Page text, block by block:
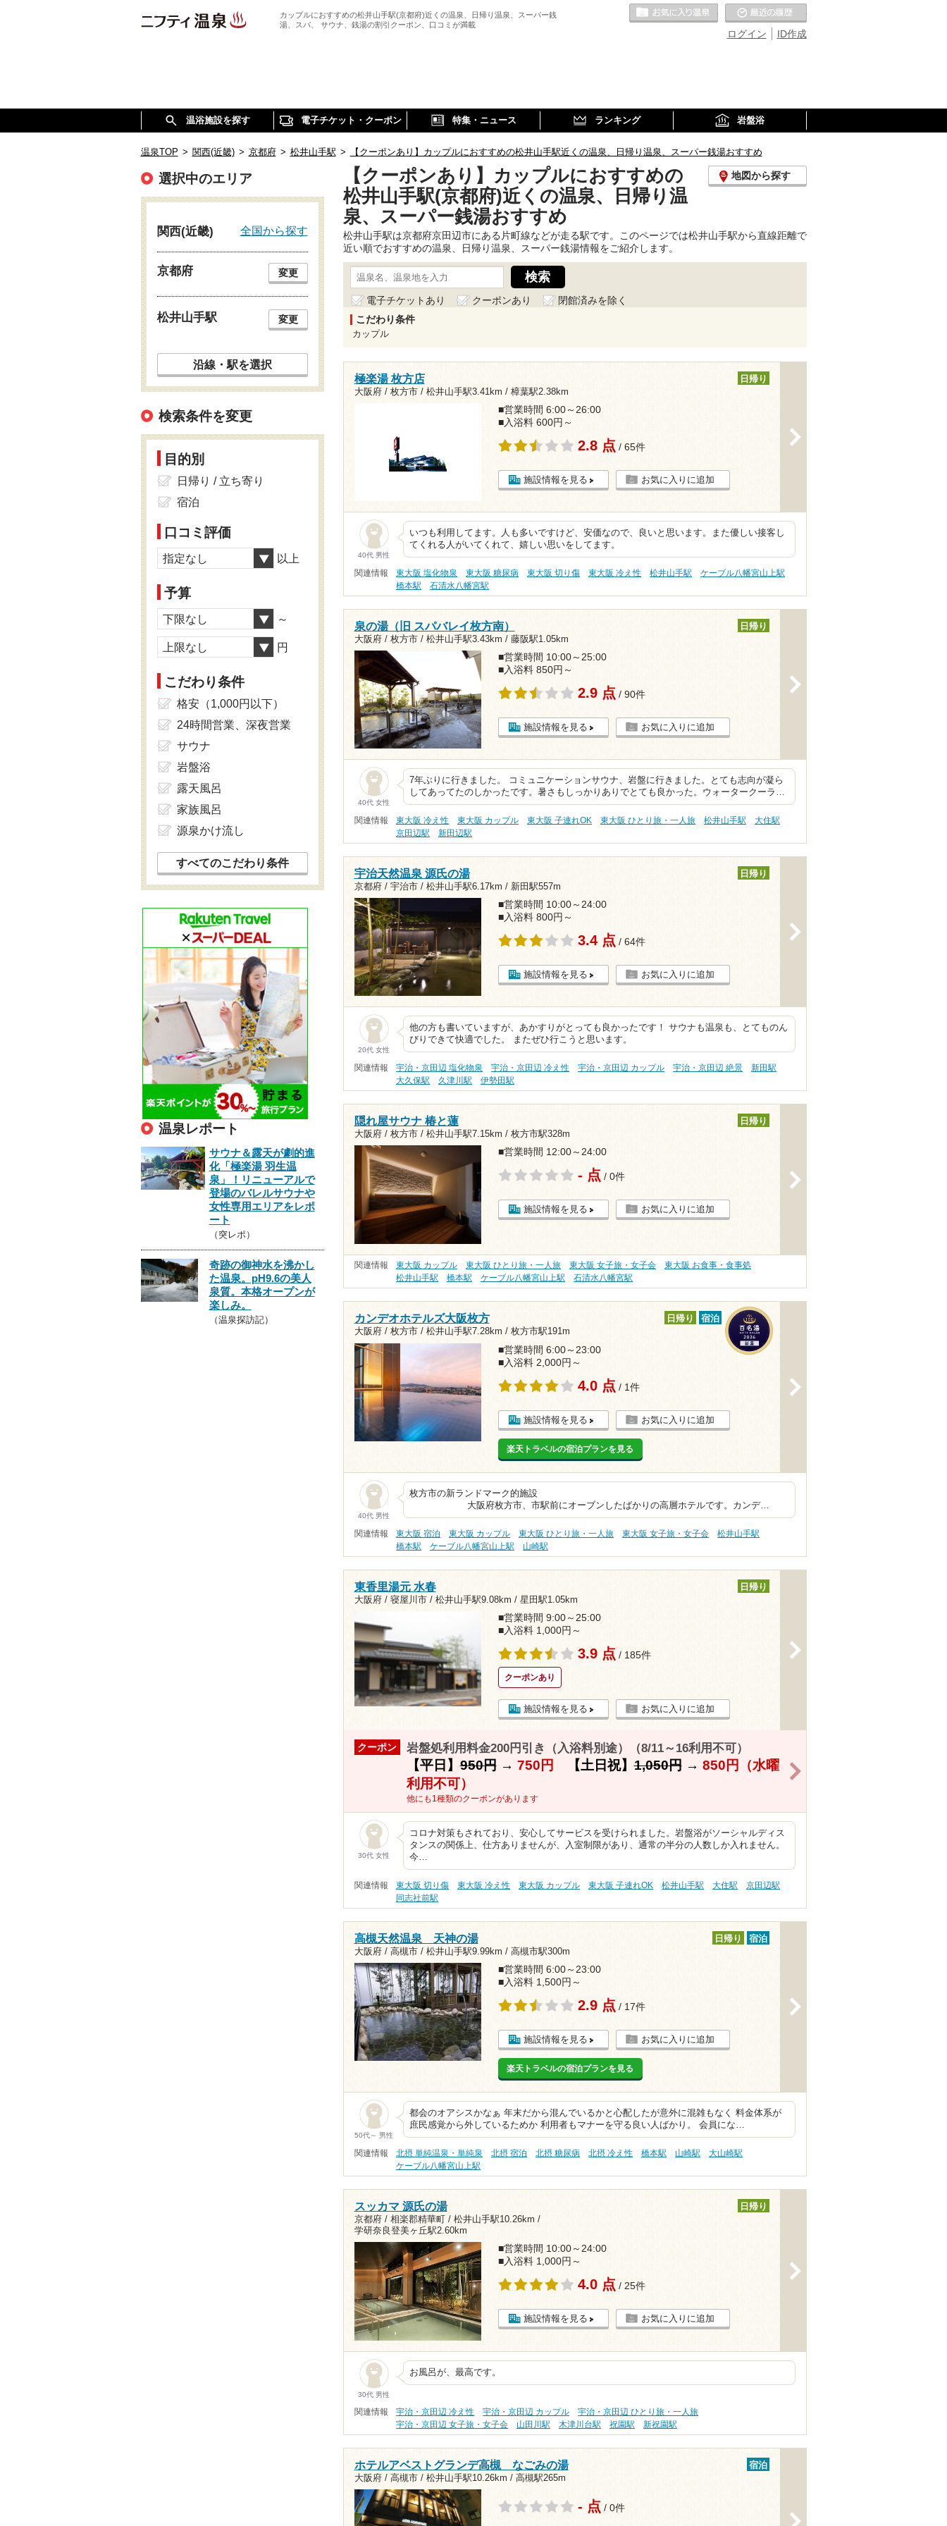
カップルにおすすめの松井山手駅(京都府)近くの温泉、日帰り温泉、スーパー銭
湯、スパ、 サウナ、銭湯の割引クーポン、口コミが満載
ID作成
ログイン
お気に入りの温泉
温浴施設を探す 電子チケット・クーポン 特集・ニュース ランキング 岩盤浴
温泉TOP > 関西(近畿) > 京都府 > 松井山手駅 > 【クーポンあり】カップルにおすすめの松井山手駅近くの温泉、日帰り温泉、スーパー銭湯おすすめ
【クーポンあり】カップルにおすすめの
松井山手駅(京都府)近くの温泉、日帰り温
泉、スーパー銭湯おすすめ
地図から探す
松井山手駅は京都府京田辺市にある片町線などが走る駅です。このページでは松井山手駅から直線距離で
近い順でおすすめの温泉、日帰り温泉、スーパー銭湯情報をご紹介します。
電子チケットあり クーポンあり
閉館済みを除く
こだわり条件
カップル
極楽湯 枚方店
大阪府 / 枚方市 / 松井山手駅3.41km / 樟葉駅2.38km
日帰り
■営業時間 6:00～26:00
■入浴料 600円～
2.8 点 / 65件
施設情報を見る お気に入りに追加
40代 男性
いつも利用してます。人も多いですけど、安価なので、良いと思います。また優しい接客し
てくれる人がいてくれて、嬉しい思いをしてます。
関連情報 東大阪 塩化物泉 東大阪 糖尿病 東大阪 切り傷 東大阪 冷え性 松井山手駅
ケーブル八幡宮山上駅
橋本駅
石清水八幡宮駅
泉の湯（旧 スパバレイ枚方南）
大阪府 / 枚方市 / 松井山手駅3.43km / 藤阪駅1.05km
日帰り
■営業時間 10:00～25:00
■入浴料 850円～
2.9 点 / 90件
施設情報を見る お気に入りに追加
40代 女性
7年ぶりに行きました。 コミュニケーションサウナ、岩盤に行きました。とても志向が凝ら
してあってたのしかったです。暑さもしっかりありでとても良かった。ウォータークーラ…
関連情報 東大阪 冷え性 東大阪 カップル 東大阪 子連れOK 東大阪 ひとり旅・一人旅 松井山手駅
大住駅
京田辺駅
新田辺駅
宇治天然温泉 源氏の湯
京都府 / 宇治市 / 松井山手駅6.17km / 新田駅557m
日帰り
■営業時間 10:00～24:00
■入浴料 800円～
3.4 点 / 64件
施設情報を見る お気に入りに追加
20代 女性
他の方も書いていますが、あかすりがとっても良かったです！ サウナも温泉も、とてものん
びりできて快適でした。 またぜひ行こうと思います。
関連情報 宇治・京田辺 塩化物泉 宇治・京田辺 冷え性 宇治・京田辺 カップル 宇治・京田辺 絶景
新田駅
大久保駅
久津川駅 伊勢田駅
隠れ屋サウナ 椿と蓮
大阪府 / 枚方市 / 松井山手駅7.15km / 枚方市駅328m
日帰り
■営業時間 12:00～24:00
- 点 / 0件
施設情報を見る お気に入りに追加
関連情報 東大阪 カップル 東大阪 ひとり旅・一人旅 東大阪 女子旅・女子会
東大阪 お食事・食事処
松井山手駅
橋本駅 ケーブル八幡宮山上駅 石清水八幡宮駅
カンデオホテルズ大阪枚方
大阪府 / 枚方市 / 松井山手駅7.28km / 枚方市駅191m
日帰り 宿泊
■営業時間 6:00～23:00
■入浴料 2,000円～
4.0 点 / 1件
施設情報を見る お気に入りに追加
楽天トラベルの宿泊プランを見る
40代 男性
枚方市の新ランドマーク的施設
大阪府枚方市、市駅前にオーブンしたばかりの高層ホテルです。カンデ…
関連情報 東大阪 宿泊 東大阪 カップル 東大阪 ひとり旅・一人旅 東大阪 女子旅・女子会
松井山手駅
橋本駅
ケーブル八幡宮山上駅 山崎駅
東香里湯元 水春
大阪府 / 寝屋川市 / 松井山手駅9.08km / 星田駅1.05km
日帰り
■営業時間 9:00～25:00
■入浴料 1,000円～
3.9 点 / 185件
クーポンあり
施設情報を見る お気に入りに追加
クーポン 岩盤処利用料金200円引き（入浴料別途）（8/11～16利用不可）
【平日】950円→ 750円 【土日祝】1,050円→ 850円
（水曜
利用不可）
他にも1種類のクーポンがあります
30代 女性
コロナ対策もされており、安心してサービスを受けられました。岩盤浴がソーシャルディス
タンスの関係上、仕方ありませんが、入室制限があり、通常の半分の人数しか入れません。
今…
関連情報 東大阪 切り傷 東大阪 冷え性 東大阪 カップル 東大阪 子連れOK 松井山手駅 大住駅
京田辺駅
同志社前駅
高槻天然温泉 天神の湯
大阪府 / 高槻市 / 松井山手駅9.99km / 高槻市駅300m
日帰り 宿泊
■営業時間 6:00～23:00
■入浴料 1,500円～
2.9 点 / 17件
施設情報を見る お気に入りに追加
楽天トラベルの宿泊プランを見る
50代～ 男性
都会のオアシスかなぁ 年末だから混んでいるかと心配したが意外に混雑もなく 料金体系が
庶民感覚から外しているためか 利用者もマナーを守る良い人ばかり。 会員にな…
関連情報 北摂 単純温泉・単純泉 北摂 宿泊 北摂 糖尿病 北摂 冷え性 橋本駅 山崎駅
大山崎駅
ケーブル八幡宮山上駅
スッカマ 源氏の湯
京都府 / 相楽郡精華町 / 松井山手駅10.26km /
学研奈良登美ヶ丘駅2.60km
日帰り
■営業時間 10:00～24:00
■入浴料 1,000円～
4.0 点 / 25件
施設情報を見る お気に入りに追加
30代 男性
お風呂が、最高です。
関連情報 宇治・京田辺 冷え性 宇治・京田辺 カップル
宇治・京田辺 ひとり旅・一人旅
宇治・京田辺 女子旅・女子会
山田川駅 木津川台駅 祝園駅 新祝園駅
ホテルアベストグランデ高槻 なごみの湯
大阪府 / 高槻市 / 松井山手駅10.26km / 高槻駅265m
宿泊
- 点 / 0件
選択中のエリア
関西(近畿) 全国から探す
京都府 変更
松井山手駅 変更
沿線・駅を選択
検索条件を変更
目的別
日帰り / 立ち寄り
宿泊
口コミ評価
指定なし 以上
予算
下限なし ～
上限なし 円
こだわり条件
格安（1,000円以下）
24時間営業、深夜営業
サウナ
岩盤浴
露天風呂
家族風呂
源泉かけ流し
すべてのこだわり条件
温泉レポート
サウナ＆露天が劇的進
化「極楽湯 羽生温
泉」！リニューアルで
登場のバレルサウナや
女性専用エリアをレポ
ート
（突レポ）
奇跡の御神水を沸かし
た温泉。pH9.6の美人
泉質。本格オープンが
楽しみ。
（温泉探訪記）